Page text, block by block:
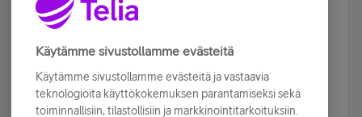
Älä jää paitsi – osallistu ja voita!
Tilaa Telian uutiskirje ja olet mukana arvonnassa.
sähköpostiisi.
Käytämme sivustollamme evästeitä
Käytämme sivustollamme evästeitä ja vastaavia
teknologioita käyttökokemuksen parantamiseksi sekä
toiminnallisiin, tilastollisiin ja markkinointitarkoituksiin.